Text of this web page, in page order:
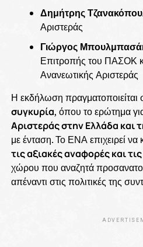
Δημήτρης
Αριστεράς
Γιώργος
Επιτροπής του ΠΑΣΟΚ
Ανανεωτικής Αριστεράς
Η εκδήλωση πραγματοποιείται
συγκυρία, όπου το ερώτημα
Αριστεράς στην Ελλάδα και
με ένταση. Το ΕΝΑ επιχειρεί να
τις αξιακές αναφορές και
χώρου που αναζητά
απέναντι στις πολιτικές της